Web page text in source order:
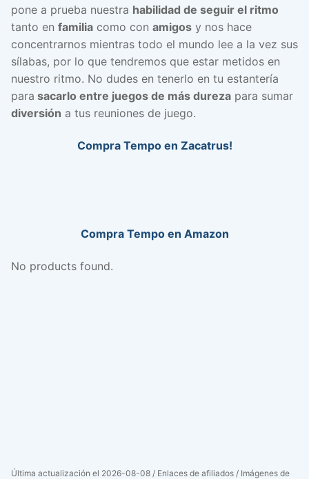
pone a prueba nuestra habilidad de seguir el ritmo
tanto en familia como con amigos y nos hace
concentrarnos mientras todo el mundo lee a la vez sus
sílabas, por lo que tendremos que estar metidos en
nuestro ritmo. No dudes en tenerlo en tu estantería
para sacarlo entre juegos de más dureza para sumar
diversión a tus reuniones de juego.
Compra Tempo en Zacatrus!
Compra Tempo en Amazon
No products found.
Última actualización el 2026-08-08 / Enlaces de afiliados / Imágenes de